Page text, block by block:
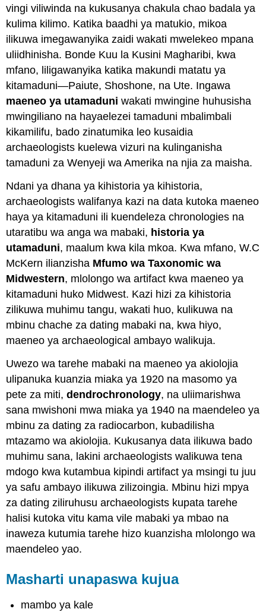
vingi viliwinda na kukusanya chakula chao badala ya
kulima kilimo. Katika baadhi ya matukio, mikoa
ilikuwa imegawanyika zaidi wakati mwelekeo mpana
uliidhinisha. Bonde Kuu la Kusini Magharibi, kwa
mfano, liligawanyika katika makundi matatu ya
kitamaduni—Paiute, Shoshone, na Ute. Ingawa
maeneo ya utamaduni wakati mwingine huhusisha
mwingiliano na hayaelezei tamaduni mbalimbali
kikamilifu, bado zinatumika leo kusaidia
archaeologists kuelewa vizuri na kulinganisha
tamaduni za Wenyeji wa Amerika na njia za maisha.
Ndani ya dhana ya kihistoria ya kihistoria,
archaeologists walifanya kazi na data kutoka maeneo
haya ya kitamaduni ili kuendeleza chronologies na
utaratibu wa anga wa mabaki, historia ya
utamaduni, maalum kwa kila mkoa. Kwa mfano, W.C
McKern ilianzisha Mfumo wa Taxonomic wa
Midwestern, mlolongo wa artifact kwa maeneo ya
kitamaduni huko Midwest. Kazi hizi za kihistoria
zilikuwa muhimu tangu, wakati huo, kulikuwa na
mbinu chache za dating mabaki na, kwa hiyo,
maeneo ya archaeological ambayo walikuja.
Uwezo wa tarehe mabaki na maeneo ya akiolojia
ulipanuka kuanzia miaka ya 1920 na masomo ya
pete za miti,dendrochronology, na uliimarishwa
sana mwishoni mwa miaka ya 1940 na maendeleo ya
mbinu za dating za radiocarbon, kubadilisha
mtazamo wa akiolojia. Kukusanya data ilikuwa bado
muhimu sana, lakini archaeologists walikuwa tena
mdogo kwa kutambua kipindi artifact ya msingi tu juu
ya safu ambayo ilikuwa zilizoingia. Mbinu hizi mpya
za dating ziliruhusu archaeologists kupata tarehe
halisi kutoka vitu kama vile mabaki ya mbao na
inaweza kutumia tarehe hizo kuanzisha mlolongo wa
maendeleo yao.
Masharti unapaswa kujua
mambo ya kale